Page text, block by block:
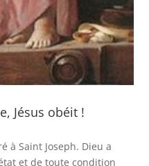
Jésus obéit !
à Saint Joseph. Dieu a
et de toute condition